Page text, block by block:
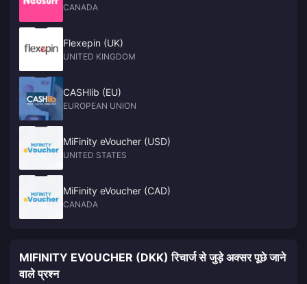
CANADA
Flexepin (UK)
UNITED KINGDOM
CASHlib (EU)
EUROPEAN UNION
MiFinity eVoucher (USD)
UNITED STATES
MiFinity eVoucher (CAD)
CANADA
MIFINITY EVOUCHER (DKK) रिचार्ज से जुड़े अक्सर पूछे जाने
वाले प्रश्न